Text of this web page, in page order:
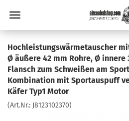
Hochleistungswärmetauscher
Ø äußere 42 mm Rohre, Ø innere
Flansch zum Schweißen am
Kombination mit Sportauspuff
Käfer Typ1 Motor
(Art.Nr.: J8123102370)